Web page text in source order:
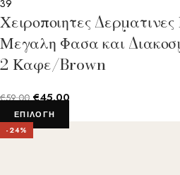
39
Χειροποιητες
Μεγαλη Φασα και
2 Καφε/Brown
€59.00 €45.00
ΕΠΙΛΟΓΉ
-24%